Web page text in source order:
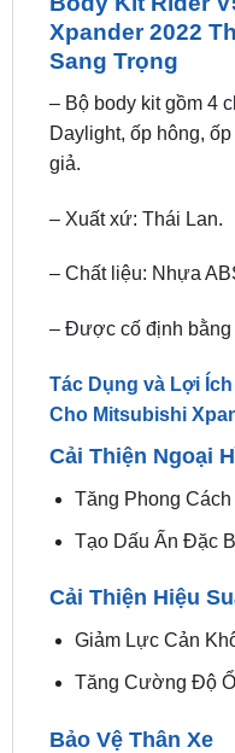
Xpander 2022
Sang Trọng
– Bộ body kit gồm 4
Daylight, ốp hông,
giả.
– Xuất xứ: Thái Lan.
– Chất liệu: Nhựa
– Được cố định bằng
Tác Dụng và Lợi
Cho Mitsubishi
Cải Thiện Ngoại
Tăng Phong Cách
Tạo Dấu Ấn Đặc
Cải Thiện Hiệu
Giảm Lực Cản
Tăng Cường Độ
Bảo Vệ Thân Xe